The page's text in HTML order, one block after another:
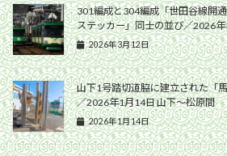
301編成と304編成「世田谷線開
ステッカー」同士の並び／2026
2026年3月12日
山下1号踏切道脇に建立された「
／2026年1月14日 山下〜松原間
2026年1月14日